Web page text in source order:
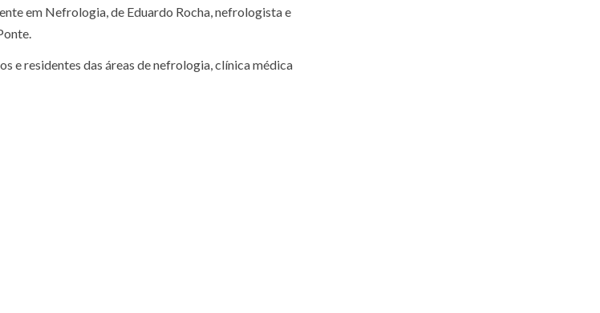
em Nefrologia, de Eduardo Rocha, nefrologista e
e residentes das áreas de nefrologia, clínica médica